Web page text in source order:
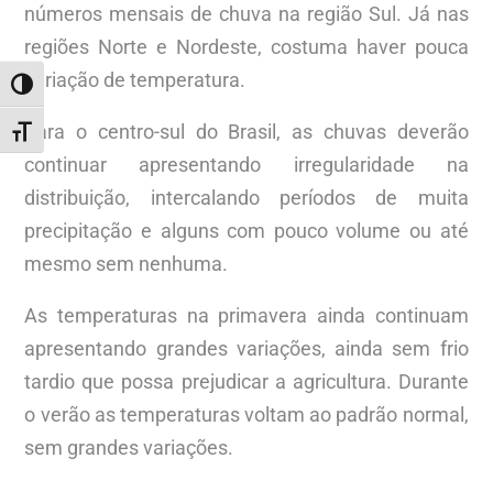
ALTERNAR ALTO CONTRASTE
ALTERNAR TAMANHO DA FONTE
números mensais de chuva na região Sul. Já nas
regiões Norte e Nordeste, costuma haver pouca
variação de temperatura.
Para o centro-sul do Brasil, as chuvas deverão
continuar apresentando irregularidade na
distribuição, intercalando períodos de muita
precipitação e alguns com pouco volume ou até
mesmo sem nenhuma.
As temperaturas na primavera ainda continuam
apresentando grandes variações, ainda sem frio
tardio que possa prejudicar a agricultura. Durante
o verão as temperaturas voltam ao padrão normal,
sem grandes variações.